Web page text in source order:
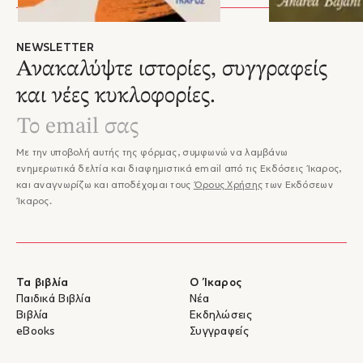
γαλλικά, τα ισπανικά, τα ιταλικά, τα πολωνικά, τα βουλγαρικά, τα γερμανικά και τα
σουηδικά.
NEWSLETTER
Ανακαλύψτε ιστορίες, συγγραφείς
και νέες κυκλοφορίες.
Με την υποβολή αυτής της φόρμας, συμφωνώ να λαμβάνω
ενημερωτικά δελτία και διαφημιστικά email από τις Εκδόσεις Ίκαρος,
και αναγνωρίζω και αποδέχομαι τους Όρους Χρήσης των Εκδόσεων
Ίκαρος.
Τα βιβλία
Παιδικά Βιβλία
Βιβλία
eBooks
Ο Ίκαρος
Νέα
Εκδηλώσεις
Συγγραφείς